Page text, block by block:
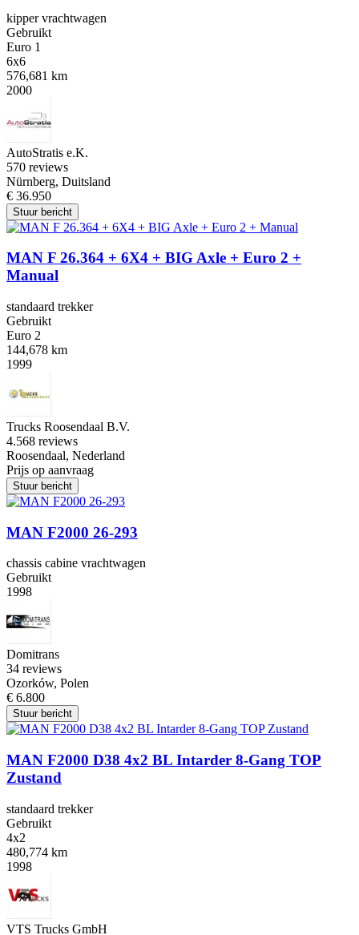
kipper vrachtwagen
Gebruikt
Euro 1
6x6
576,681 km
2000
AutoStratis e.K.
570 reviews
Nürnberg, Duitsland
€ 36.950
Stuur bericht
MAN F 26.364 + 6X4 + BIG Axle + Euro 2 +
Manual
standaard trekker
Gebruikt
Euro 2
144,678 km
1999
Trucks Roosendaal B.V.
4.568 reviews
Roosendaal, Nederland
Prijs op aanvraag
Stuur bericht
MAN F2000 26-293
chassis cabine vrachtwagen
Gebruikt
1998
Domitrans
34 reviews
Ozorków, Polen
€ 6.800
Stuur bericht
MAN F2000 D38 4x2 BL Intarder 8-Gang TOP
Zustand
standaard trekker
Gebruikt
4x2
480,774 km
1998
VTS Trucks GmbH